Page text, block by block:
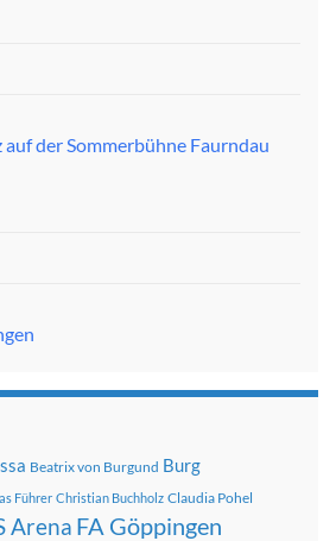
auf der Sommerbühne Faurndau
Beatrix von Burgund Burg
Führer Christian Buchholz Claudia Pohel
Arena FA Göppingen